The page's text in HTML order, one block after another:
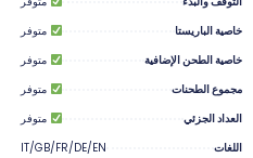
خاصية الباريستا
متوفر
خاصية الطحن الإضافية
متوفر
مجموع الطحنات
متوفر
العداد الجزئي
متوفر
اللغات
IT/GB/FR/DE/EN